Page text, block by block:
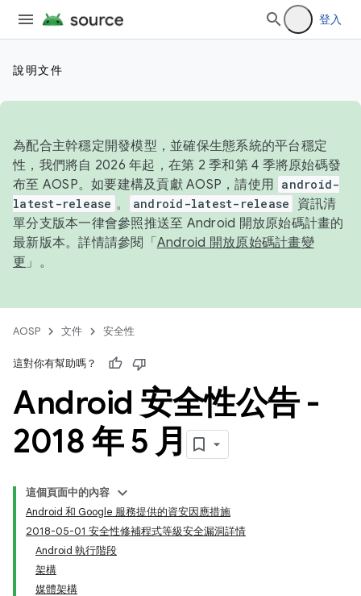
登入
說明文件
為配合主幹穩定開發模型，並確保生態系統的平台穩定
性，我們將自 2026 年起，在第 2 季和第 4 季將原始碼發
布至 AOSP。如要建構及貢獻 AOSP，請使用 android-
latest-release 。 android-latest-release
資訊清
單分支版本一律會參照推送至 Android 開放原始碼計畫的
最新版本。詳情請參閱「 Android 開放原始碼計畫變
更 」。
AOSP 文件 安全性
這對你有幫助嗎？
Android 安全性公告 -
2018 年 5 月
這個頁面中的內容
Android 和 Google 服務提供的資安因應措施
2018-05-01 安全性修補程式等級安全漏洞詳情
Android 執行階段
架構
媒體架構